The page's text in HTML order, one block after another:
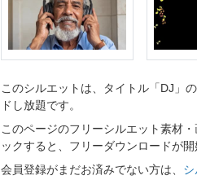
このシルエットは、タイトル「DJ」
ドし放題です。
このページのフリーシルエット素材
ックすると、フリーダウンロードが開
会員登録がまだお済みでない方は、 シ